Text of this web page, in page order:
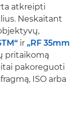
atkreipti
Neskaitant
ir „RF 35mm
pritaikomą
pakoreguoti
ISO arba